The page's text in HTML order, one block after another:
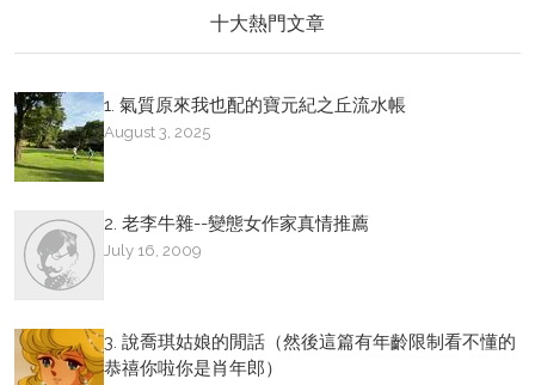
十大熱門文章
1. 氣質原來我也配的寶元紀之丘流水帳
August 3, 2025
2. 老李牛雜--變態女作家真情推薦
July 16, 2009
3. 說喬琪姑娘的閒話（然後這篇有年齡限制看不懂的
恭禧你啦你是肖年郎）